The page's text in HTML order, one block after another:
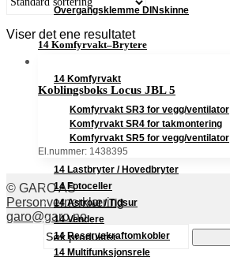
Overgangsklemme DINskinne
14 Komfyrvakt–Brytere
14 Komfyrvakt
Komfyrvakt SR3 for vegg/ventilator
Komfyrvakt SR4 for takmontering
Komfyrvakt SR5 for vegg/ventilator
14 Lastbryter / Hovedbryter
14 Fotoceller
14 Astrour / Tidsur
14 Vendere
14 Reservekraftomkobler
14 Multifunksjonsrele
Viser det ene resultatet
Koblingsboks Locus JBL 5
El.nummer: 1438395
© GARO AS
Personvernerklæring
garo@garo.no
Søk
etter: